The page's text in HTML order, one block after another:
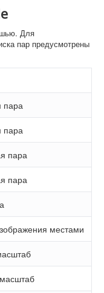
Для
пар предусмотрены
пара
пара
местами